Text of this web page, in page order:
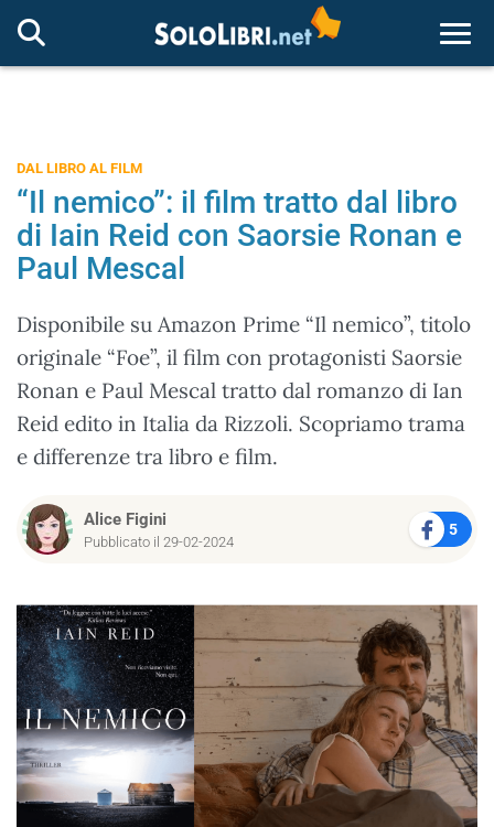
DAL LIBRO AL FILM
“Il nemico”: il film tratto dal libro
di Iain Reid con Saorsie Ronan e
Paul Mescal
Disponibile su Amazon Prime “Il nemico”, titolo
originale “Foe”, il film con protagonisti Saorsie
Ronan e Paul Mescal tratto dal romanzo di Ian
Reid edito in Italia da Rizzoli. Scopriamo trama
e differenze tra libro e film.
Alice Figini
Pubblicato il 29-02-2024
5